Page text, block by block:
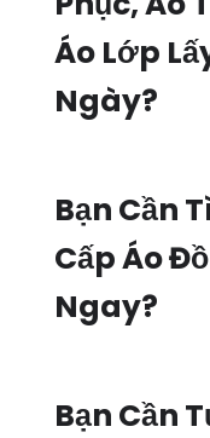
Áo Lớp
Ngày?
Bạn Cần
Cấp Áo
Ngay?
Bạn Cần